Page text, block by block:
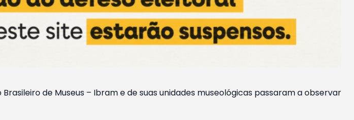
de Museus – Ibram e de suas unidades museológicas passaram a observar